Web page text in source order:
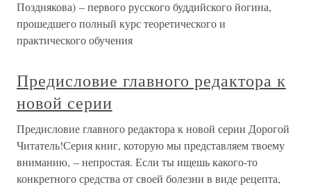
Позднякова) – первого русского буддийского йогина,
прошедшего полный курс теоретического и
практического обучения
Предисловие главного редактора к
новой серии
Предисловие главного редактора к новой серии Дорогой
Читатель!Серия книг, которую мы представляем твоему
вниманию, – непростая. Если ты ищешь какого-то
конкретного средства от своей болезни в виде рецепта,